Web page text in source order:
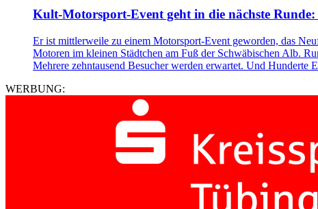
Kult-Motorsport-Event geht in die nächste Runde:
Er ist mittlerweile zu einem Motorsport-Event geworden, das
Motoren im kleinen Städtchen am Fuß der Schwäbischen Alb.
Mehrere zehntausend Besucher werden erwartet. Und Hunderte
WERBUNG: